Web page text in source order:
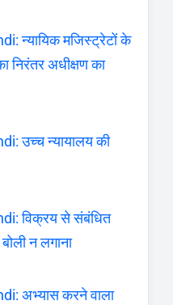
न्यायिक मजिस्ट्रेटों के
निरंतर अधीक्षण का
उच्च न्यायालय की
विक्रय से संबंधित
न लगाना
अभ्यास करने वाला